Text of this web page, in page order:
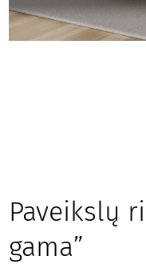
Paveikslų
gama”